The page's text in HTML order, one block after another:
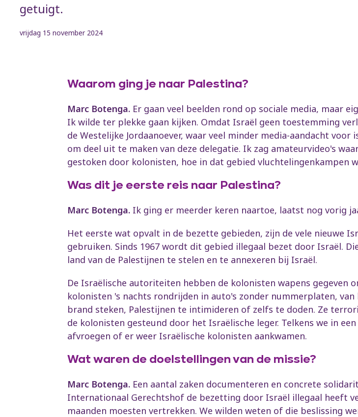
getuigt.
vrijdag 15 november 2024
Waarom ging je naar Palestina?
Marc Botenga. Er gaan veel beelden rond op sociale media, maar
Ik wilde ter plekke gaan kijken. Omdat Israël geen toestemming
de Westelijke Jordaanoever, waar veel minder media-aandacht
om deel uit te maken van deze delegatie. Ik zag amateurvideo's
gestoken door kolonisten, hoe in dat gebied vluchtelingenkampen
Was dit je eerste reis naar Palestina?
Marc Botenga. Ik ging er meerder keren naartoe, laatst nog vorig
Het eerste wat opvalt in de bezette gebieden, zijn de vele nieuwe
gebruiken. Sinds 1967 wordt dit gebied illegaal bezet door Israël.
land van de Palestijnen te stelen en te annexeren bij Israël.
De Israëlische autoriteiten hebben de kolonisten wapens gegeven
kolonisten 's nachts rondrijden in auto's zonder nummerplaten,
brand steken, Palestijnen te intimideren of zelfs te doden. Ze
de kolonisten gesteund door het Israëlische leger. Telkens we in
afvroegen of er weer Israëlische kolonisten aankwamen.
Wat waren de doelstellingen van de missie?
Marc Botenga. Een aantal zaken documenteren en concrete
Internationaal Gerechtshof de bezetting door Israël illegaal heeft
maanden moesten vertrekken. We wilden weten of die beslissing